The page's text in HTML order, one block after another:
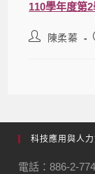
110學年度第
陳柔蓁
科技應用與人
電話：886-2-